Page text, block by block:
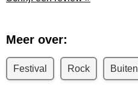
Meer over:
Festival Rock